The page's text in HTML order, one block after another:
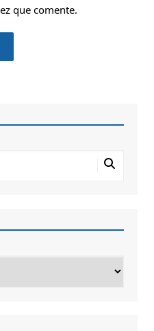
que comente.